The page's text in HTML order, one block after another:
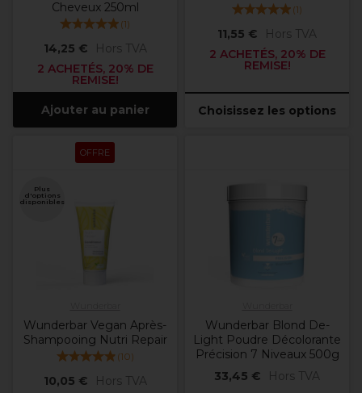
Cheveux 250ml
(1)
14,25 €
Hors TVA
2 ACHETÉS, 20% DE
REMISE!
Ajouter au panier
(1)
11,55 €
Hors TVA
2 ACHETÉS, 20% DE
REMISE!
Choisissez les options
OFFRE
Plus
d'options
disponibles
Wunderbar Vegan Après-
Shampooing Nutri Repair
(10)
10,05 €
Hors TVA
Wunderbar Blond De-
Light Poudre Décolorante
Précision 7 Niveaux 500g
33,45 €
Hors TVA